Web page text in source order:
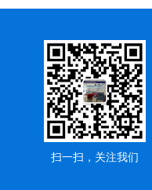
扫一扫，关注我们